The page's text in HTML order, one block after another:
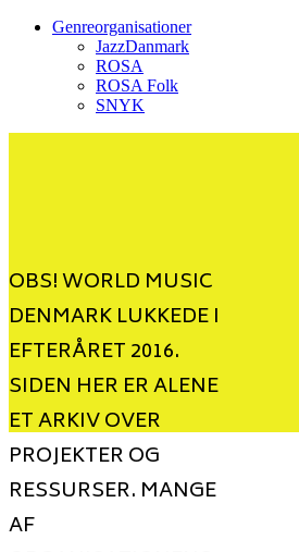
Genreorganisationer
JazzDanmark
ROSA
ROSA Folk
SNYK
OBS! WORLD MUSIC
DENMARK LUKKEDE I
EFTERÅRET 2016.
SIDEN HER ER ALENE
ET ARKIV OVER
PROJEKTER OG
RESSURSER. MANGE
AF